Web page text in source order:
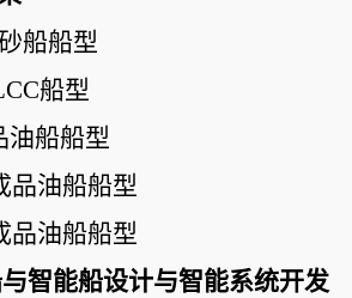
船船型
船型
油船船型
品油船船型
品油船船型
与智能船设计与智能系统开发